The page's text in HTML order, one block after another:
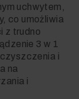
uchwytem,
co umożliwia
z trudno
3 w 1
i
na
i